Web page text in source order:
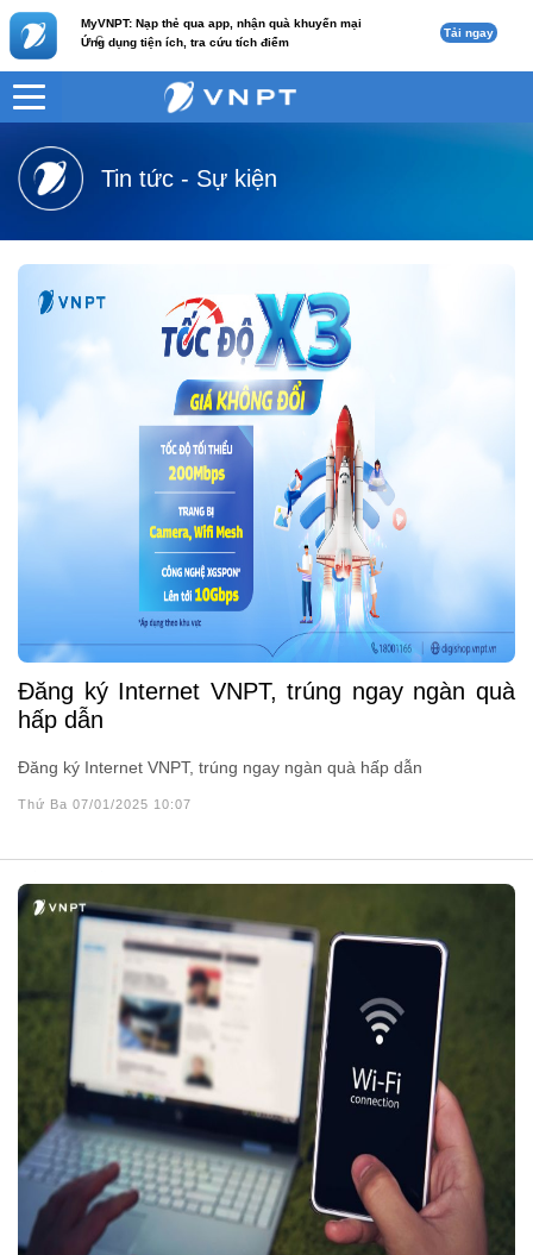
MyVNPT: Nạp thẻ qua app, nhận quà khuyến mại
Ứng dụng tiện ích, tra cứu tích điểm
c Tải ngay
VNPT
Tin tức - Sự kiện
Đăng ký Internet VNPT, trúng ngay ngàn quà
hấp dẫn
Đăng ký Internet VNPT, trúng ngay ngàn quà hấp dẫn
Thứ Ba 07/01/2025 10:07